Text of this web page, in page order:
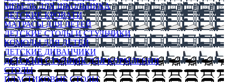
МЕБЕЛЬ ДЛЯ ШКОЛЬНИКА
ДЕТСКИЕ КРОВАТИ
МАТРАСЫ ДЛЯ ДЕТЕЙ
ДЕТСКИЕ СТОЛЫ И СТУЛЬЧИКИ
КОМОДЫ ДЛЯ ДЕТЕЙ
ДЕТСКИЕ ДИВАНЧИКИ
ДЕТСКИЙ СТУЛЬЧИК ДЛЯ КОРМЛЕНИЯ
СТОЛЫ
ПЛАСТИКОВЫЕ СТОЛЫ